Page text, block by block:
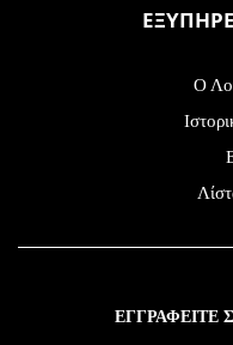
Ο
ΕΓΓΡΑΦΕΙΤΕ